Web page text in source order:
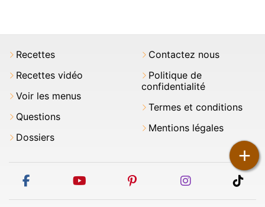
+
Recettes
Recettes vidéo
Voir les menus
Questions
Dossiers
Contactez nous
Politique de
confidentialité
Termes et conditions
Mentions légales
facebook youtube pinterest instagram